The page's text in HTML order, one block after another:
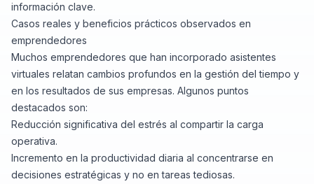
información clave.
Casos reales y beneficios prácticos observados en
emprendedores
Muchos emprendedores que han incorporado asistentes
virtuales relatan cambios profundos en la gestión del tiempo y
en los resultados de sus empresas. Algunos puntos
destacados son:
Reducción significativa del estrés al compartir la carga
operativa.
Incremento en la productividad diaria al concentrarse en
decisiones estratégicas y no en tareas tediosas.